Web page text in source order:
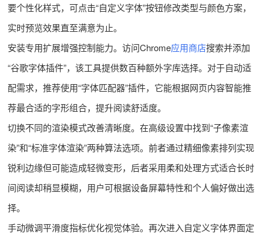
要个性化样式，可点击“自定义字体”按钮修改类型与颜色方案，
实时预览效果直至满意为止。
安装专用扩展增强控制能力。访问Chrome应用商店搜索并添加
“谷歌字体插件”，该工具提供数百种额外字库选择。对于自动适
配需求，推荐使用“字体匹配器”插件，它能根据网页内容智能推
荐最合适的字形组合，提升阅读舒适度。
切换不同的渲染模式改善清晰度。在高级设置中找到“子像素渲
染”和“标准字体渲染”两种算法选项。前者通过精细像素排列实现
锐利边缘但可能造成轻微变形，后者采用柔和处理方式适合长时
间阅读却稍显模糊，用户可根据设备屏幕特性和个人偏好做出选
择。
手动微调平滑度指标优化视觉体验。再次进入自定义字体界面定